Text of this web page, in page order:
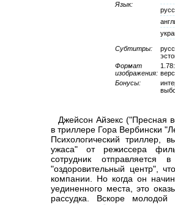
Язык:
Субтитры:
Формат
изображения:
Бонусы:
Джейсон Айзекс ("Пресная
в триллере Гора Вербински
Психологический триллер,
ужаса" от режиссера
сотрудник отправляется
"оздоровительный центр",
компании. Но когда он
уединенного места, это
рассудка. Вскоре